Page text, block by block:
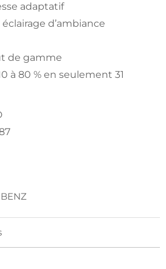
adaptatif
d’ambiance
de gamme
à 80 % en seulement 31